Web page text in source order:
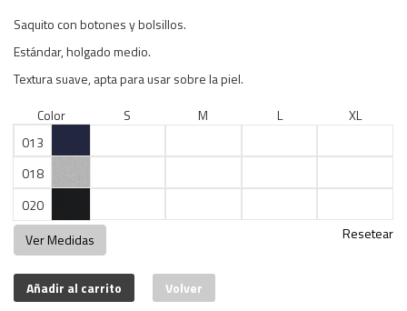
Saquito con botones y bolsillos.
Estándar, holgado medio.
Textura suave, apta para usar sobre la piel.
Color
S M L
XL
013
018
020
Ver Medidas
Resetear
Añadir al carrito Volver